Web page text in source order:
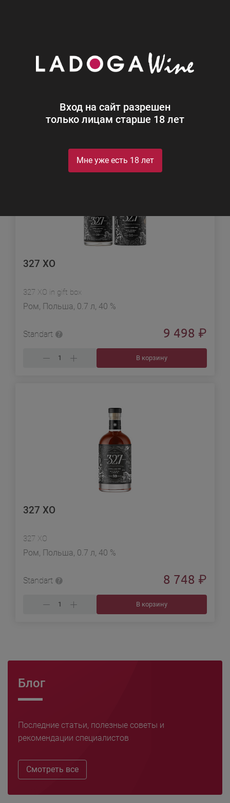
Вход на сайт разрешен
только лицам старше 18 лет
Мне уже есть 18 лет
Сортировка
327 ХО
327 ХО in gift box
Ром, Польша, 0.7 л, 40 %
Standart 9 498 ₽
В корзину
327 ХО
327 ХО
Ром, Польша, 0.7 л, 40 %
Standart 8 748 ₽
В корзину
Блог
Последние статьи, полезные советы и
рекомендации специалистов
Смотреть все